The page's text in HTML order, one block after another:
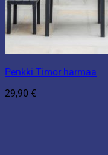
Penkki Timor harmaa
29,90 €